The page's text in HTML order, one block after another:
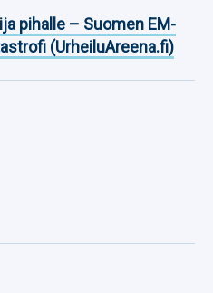
pihalle – Suomen EM-
(UrheiluAreena.fi)